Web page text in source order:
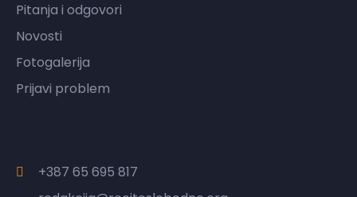
Pitanja i odgovori
Novosti
Fotogalerija
Prijavi problem
+387 65 695 817